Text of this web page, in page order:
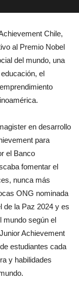
Chile,
al Premio Nobel
del mundo, una
el
en desarrollo
para
el Banco
fomentar el
nunca más
ONG nominada
de la Paz 2024 y es
mundo según el
Achievement
estudiantes cada
y habilidades